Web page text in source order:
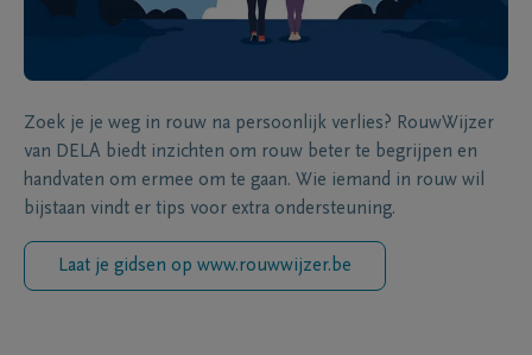
Zoek je je weg in rouw na persoonlijk verlies? RouwWijzer
van DELA biedt inzichten om rouw beter te begrijpen en
handvaten om ermee om te gaan. Wie iemand in rouw wil
bijstaan vindt er tips voor extra ondersteuning.
Laat je gidsen op www.rouwwijzer.be